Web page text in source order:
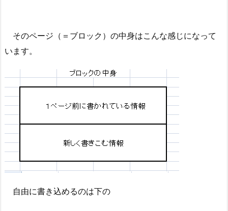
そのページ（＝ブロック）の中身はこんな感じになって
います。
自由に書き込めるのは下の